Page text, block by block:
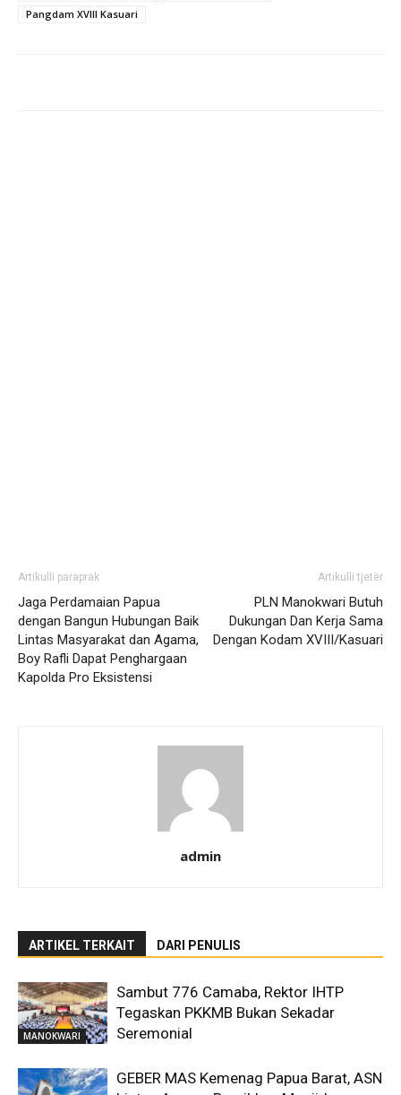
Pangdam XVIII Kasuari
Artikulli paraprak
Jaga Perdamaian Papua
dengan Bangun Hubungan Baik
Lintas Masyarakat dan Agama,
Boy Rafli Dapat Penghargaan
Kapolda Pro Eksistensi
Artikulli tjetër
PLN Manokwari Butuh
Dukungan Dan Kerja Sama
Dengan Kodam XVIII/Kasuari
admin
ARTIKEL TERKAIT DARI PENULIS
MANOKWARI
Sambut 776 Camaba, Rektor IHTP
Tegaskan PKKMB Bukan Sekadar
Seremonial
GEBER MAS Kemenag Papua Barat, ASN